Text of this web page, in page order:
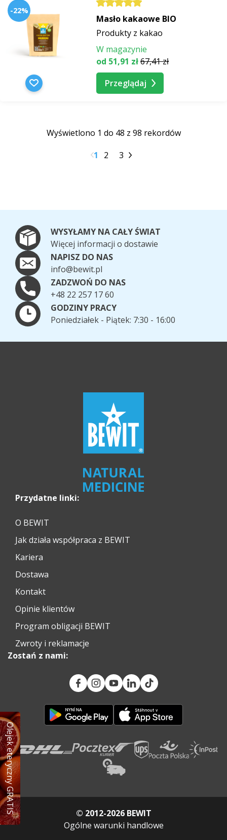
-22%
Masło kakaowe BIO
Produkty z kakao
W magazynie
od 51,91 zł67,41 zł
Przeglądaj
Wyświetlono 1 do 48 z 98 rekordów
1
2 3
Olejek eteryczny GRATIS
WYSYŁAMY NA CAŁY ŚWIAT
Więcej informacji o dostawie
NAPISZ DO NAS
info@bewit.pl
ZADZWOŃ DO NAS
+48 22 257 17 60
GODZINY PRACY
Poniedziałek - Piątek: 7:30 - 16:00
Przydatne linki:
O BEWIT
Jak działa współpraca z BEWIT
Kariera
Dostawa
Kontakt
Opinie klientów
Program obligacji BEWIT
Zwroty i reklamacje
Zostań z nami:
© 2012-2026 BEWIT
Ogólne warunki handlowe